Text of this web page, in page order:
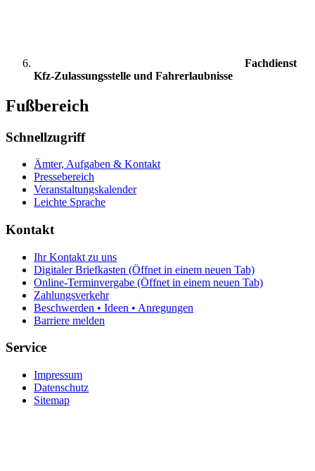
Fachdienst
Kfz-Zulassungsstelle und Fahrerlaubnisse
Fußbereich
Schnellzugriff
Ämter, Aufgaben & Kontakt
Pressebereich
Veranstaltungskalender
Leichte Sprache
Kontakt
Ihr Kontakt zu uns
Digitaler Briefkasten (Öffnet in einem neuen Tab)
Online-Terminvergabe (Öffnet in einem neuen Tab)
Zahlungsverkehr
Beschwerden • Ideen • Anregungen
Barriere melden
Service
Impressum
Datenschutz
Sitemap